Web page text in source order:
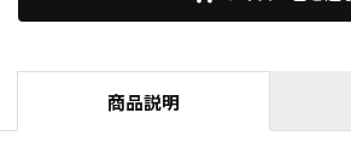
商品説明